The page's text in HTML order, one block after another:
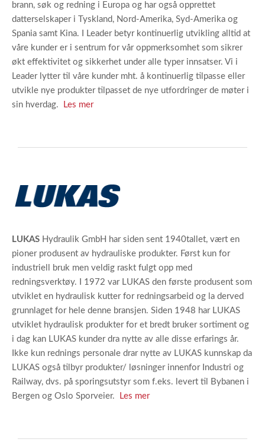
brann, søk og redning i Europa og har også opprettet
datterselskaper i Tyskland, Nord-Amerika, Syd-Amerika og
Spania samt Kina. I Leader betyr kontinuerlig utvikling alltid at
våre kunder er i sentrum for vår oppmerksomhet som sikrer
økt effektivitet og sikkerhet under alle typer innsatser. Vi i
Leader lytter til våre kunder mht. å kontinuerlig tilpasse eller
utvikle nye produkter tilpasset de nye utfordringer de møter i
sin hverdag.
Les mer
LUKAS Hydraulik GmbH har siden sent 1940tallet, vært en
pioner produsent av hydrauliske produkter. Først kun for
industriell bruk men veldig raskt fulgt opp med
redningsverktøy. I 1972 var LUKAS den første produsent som
utviklet en hydraulisk kutter for redningsarbeid og la derved
grunnlaget for hele denne bransjen. Siden 1948 har LUKAS
utviklet hydraulisk produkter for et bredt bruker sortiment og
i dag kan LUKAS kunder dra nytte av alle disse erfarings år.
Ikke kun rednings personale drar nytte av LUKAS kunnskap da
LUKAS også tilbyr produkter/ løsninger innenfor Industri og
Railway, dvs. på sporingsutstyr som f.eks. levert til Bybanen i
Bergen og Oslo Sporveier.
Les mer